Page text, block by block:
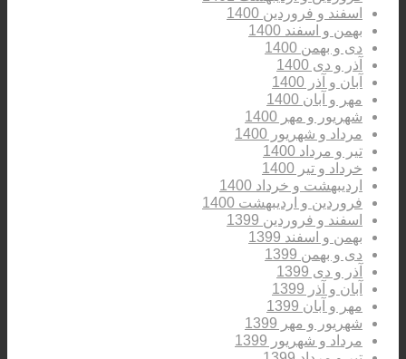
اسفند و فروردین 1400
بهمن و اسفند 1400
دی و بهمن 1400
آذر و دی 1400
آبان و آذر 1400
مهر و آبان 1400
شهریور و مهر 1400
مرداد و شهریور 1400
تیر و مرداد 1400
خرداد و تیر 1400
اردیبهشت و خرداد 1400
فروردین و اردیبهشت 1400
اسفند و فروردین 1399
بهمن و اسفند 1399
دی و بهمن 1399
آذر و دی 1399
آبان و آذر 1399
مهر و آبان 1399
شهریور و مهر 1399
مرداد و شهریور 1399